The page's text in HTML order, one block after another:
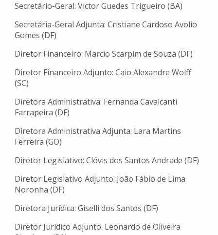
Secretário-Geral: Victor Guedes Trigueiro (BA)
Secretária-Geral Adjunta: Cristiane Cardoso Avolio
Gomes (DF)
Diretor Financeiro: Marcio Scarpim de Souza (DF)
Diretor Financeiro Adjunto: Caio Alexandre Wolff
(SC)
Diretora Administrativa: Fernanda Cavalcanti
Farrapeira (DF)
Diretora Administrativa Adjunta: Lara Martins
Ferreira (GO)
Diretor Legislativo: Clóvis dos Santos Andrade (DF)
Diretor Legislativo Adjunto: João Fábio de Lima
Noronha (DF)
Diretora Jurídica: Giselli dos Santos (DF)
Diretor Jurídico Adjunto: Leonardo de Oliveira